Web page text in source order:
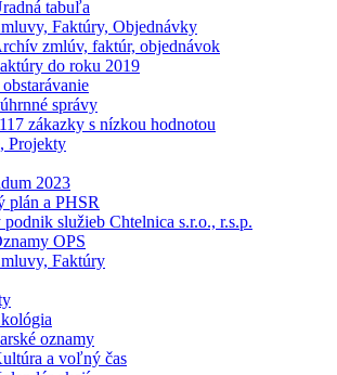
tabuľa
Faktúry, Objednávky
zmlúv, faktúr, objednávok
do roku 2019
správy
zákazky s nízkou hodnotou
Projekty
2023
plán a PHSR
podnik služieb Chtelnica s.r.o., r.s.p.
OPS
Faktúry
oznamy
a voľný čas